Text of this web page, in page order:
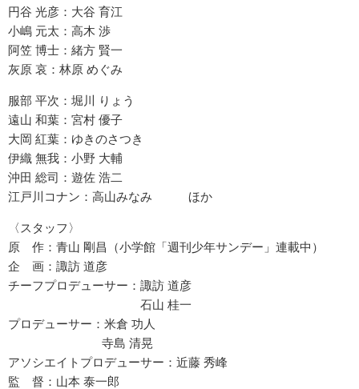
円谷 光彦：大谷 育江
小嶋 元太：高木 渉
阿笠 博士：緒方 賢一
灰原 哀：林原 めぐみ
服部 平次：堀川 りょう
遠山 和葉：宮村 優子
大岡 紅葉：ゆきのさつき
伊織 無我：小野 大輔
沖田 総司：遊佐 浩二
江戸川コナン：高山みなみ ほか
〈スタッフ〉
原 作：青山 剛昌（小学館「週刊少年サンデー」連載中）
企 画：諏訪 道彦
チーフプロデューサー：諏訪 道彦
石山 桂一
プロデューサー：米倉 功人
寺島 清晃
アソシエイトプロデューサー：近藤 秀峰
監 督：山本 泰一郎